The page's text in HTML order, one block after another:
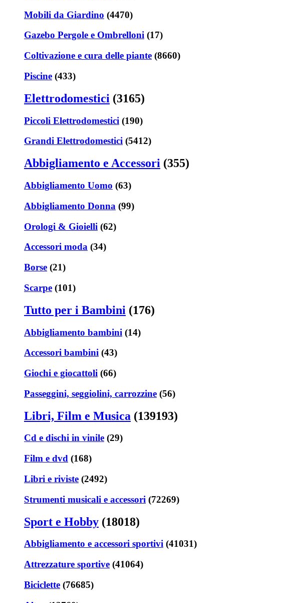
Mobili da Giardino (4470)
Gazebo Pergole e Ombrelloni (17)
Coltivazione e cura delle piante (8660)
Piscine (433)
Elettrodomestici (3165)
Piccoli Elettrodomestici (190)
Grandi Elettrodomestici (5412)
Abbigliamento e Accessori (355)
Abbigliamento Uomo (63)
Abbigliamento Donna (99)
Orologi & Gioielli (62)
Accessori moda (34)
Borse (21)
Scarpe (101)
Tutto per i Bambini (176)
Abbigliamento bambini (14)
Accessori bambini (43)
Giochi e giocattoli (66)
Passeggini, seggiolini, carrozzine (56)
Libri, Film e Musica (139193)
Cd e dischi in vinile (29)
Film e dvd (168)
Libri e riviste (2492)
Strumenti musicali e accessori (72269)
Sport e Hobby (18018)
Abbigliamento e accessori sportivi (41031)
Attrezzature sportive (41064)
Biciclette (76685)